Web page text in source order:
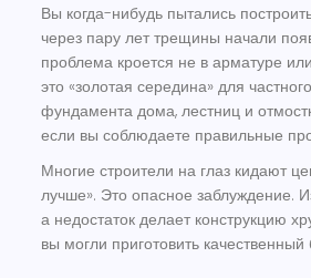
Вы когда-нибудь пытались
через пару лет трещины начали
проблема кроется не в арматуре
это «золотая середина» для
фундамента дома, лестниц и
если вы соблюдаете правильные
Многие строители на глаз кидают
лучше». Это опасное заблуждение.
а недостаток делает конструкцию
вы могли приготовить